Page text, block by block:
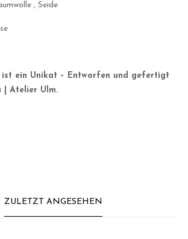
, Seide
ist ein Unikat – Entworfen und gefertigt
| Atelier Ulm.
ZULETZT ANGESEHEN